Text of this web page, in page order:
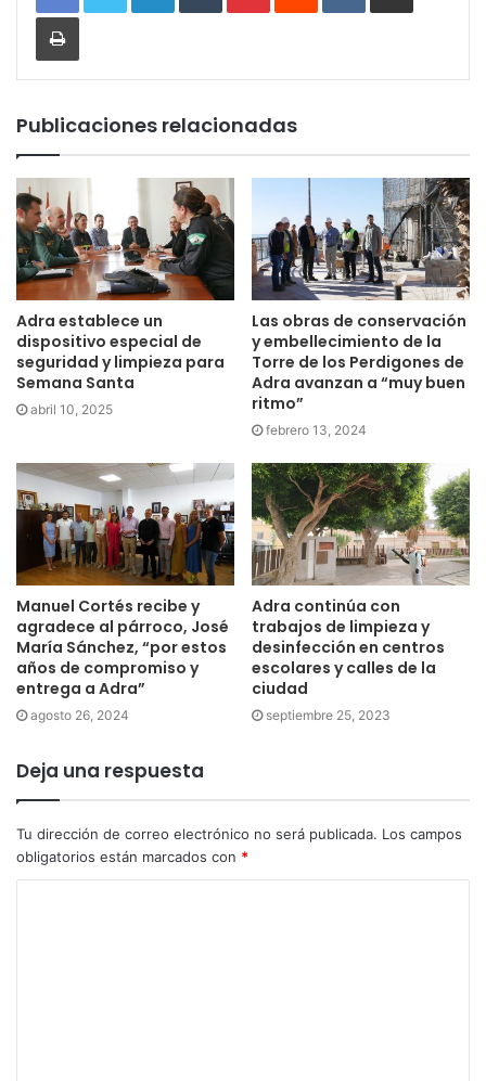
Imprimir
Publicaciones relacionadas
Adra establece un
dispositivo especial de
seguridad y limpieza para
Semana Santa
abril 10, 2025
Las obras de conservación
y embellecimiento de la
Torre de los Perdigones de
Adra avanzan a “muy buen
ritmo”
febrero 13, 2024
Manuel Cortés recibe y
agradece al párroco, José
María Sánchez, “por estos
años de compromiso y
entrega a Adra”
agosto 26, 2024
Adra continúa con
trabajos de limpieza y
desinfección en centros
escolares y calles de la
ciudad
septiembre 25, 2023
Deja una respuesta
Tu dirección de correo electrónico no será publicada. Los campos
obligatorios están marcados con *